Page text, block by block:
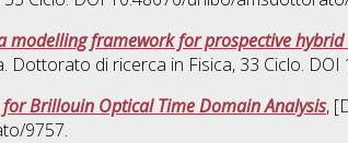
modelling framework for prospective
Dottorato di ricerca in Fisica, 33 Ciclo.
Brillouin Optical Time Domain Analysis,
9757.